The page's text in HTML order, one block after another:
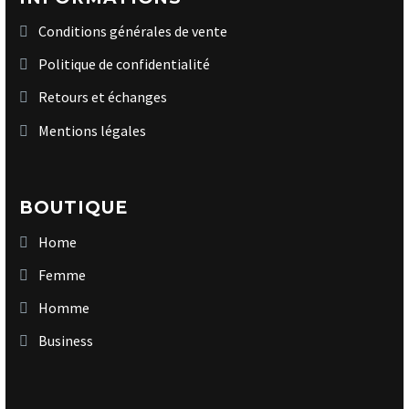
Conditions générales de vente
Politique de confidentialité
Retours et échanges
Mentions légales
BOUTIQUE
Home
Femme
Homme
Business